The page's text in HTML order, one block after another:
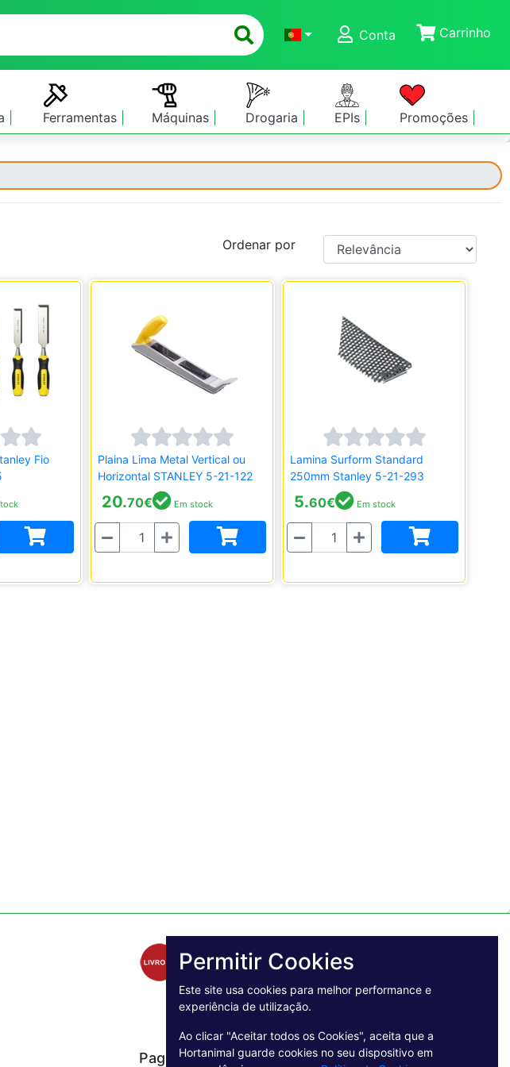
Conta
Carrinho
Ferramentas Máquinas Drogaria EPIs Promoções
Ordenar por
Fio
Plaina Lima Metal Vertical ou
Horizontal STANLEY 5-21-122
20.70€ Em stock
Quantidade
Lamina Surform Standard
250mm Stanley 5-21-293
5.60€ Em stock
Quantidade
Pagamento Seguro
Permitir Cookies
Este site usa cookies para melhor performance e
experiência de utilização.
Ao clicar "Aceitar todos os Cookies", aceita que a
Hortanimal guarde cookies no seu dispositivo em